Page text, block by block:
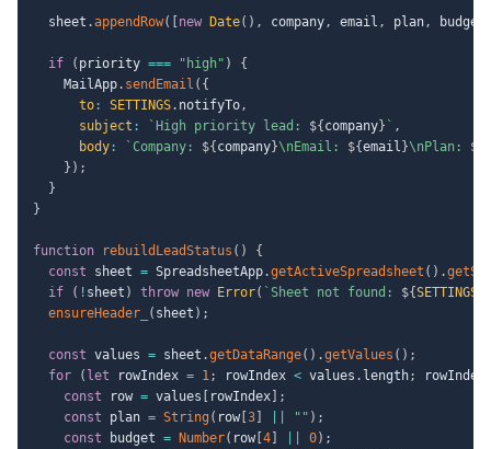
  sheet
.appendRow( new Date( ) , company, email , plan, budget
if ( priority === "high" )
{
    MailApp
. sendEmail ( {
to : SETTINGS. notifyTo,
subject : ` High priority lead: ${ company} ` ,
body : ` Company: ${ company}\nEmail: ${email }\nPlan: ${
} ) ;
}
}
function rebuildLeadStatus ( )
{
const sheet = SpreadsheetApp.getActiveSpreadsheet ( ) .
if
( ! sheet ) throw new Error( ` Sheet not found: ${SETTINGS
ensureHeader_
( sheet ) ;
const values = sheet .getDataRange( ) .getValues ( ) ;
for
( let rowIndex = 1; rowIndex < values . length;
const row = values rowIndex
;
const plan = String ( row 3 "" ) ;
const budget = Number( row 4 0) ;